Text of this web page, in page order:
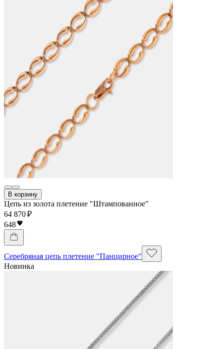
В корзину
Цепь из золота плетение "Штампованное"
64 870 ₽
648
Серебряная цепь плетение "Панцирное"
Новинка